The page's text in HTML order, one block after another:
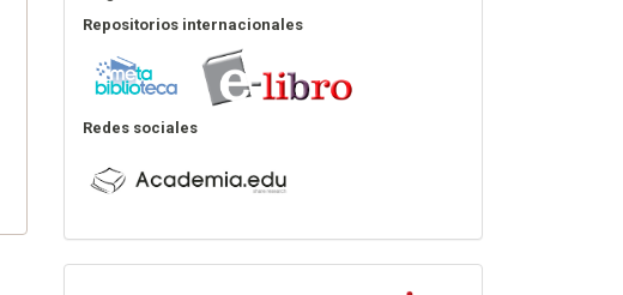
Repositorios internacionales
Redes sociales